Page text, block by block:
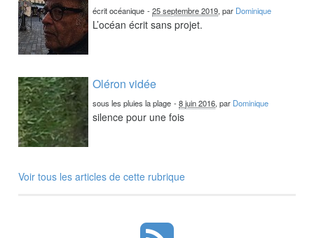
écrit océanique -25 septembre 2019, par Dominique
L’océan écrit sans projet.
Oléron vidée
sous les pluies la plage -8 juin 2016, par Dominique
silence pour une fois
Voir tous les articles de cette rubrique